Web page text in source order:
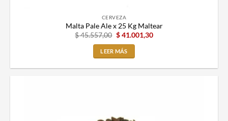
CERVEZA
Malta Pale Ale x 25 Kg Maltear
$45.557,00 $41.001,30
LEER MÁS